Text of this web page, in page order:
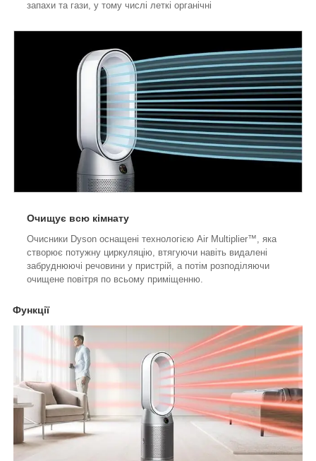
запахи та гази, у тому числі леткі органічні
Очищує всю кімнату
Очисники Dyson оснащені технологією Air Multiplier™, яка
створює потужну циркуляцію, втягуючи навіть видалені
забруднюючі речовини у пристрій, а потім розподіляючи
очищене повітря по всьому приміщенню.
Функції